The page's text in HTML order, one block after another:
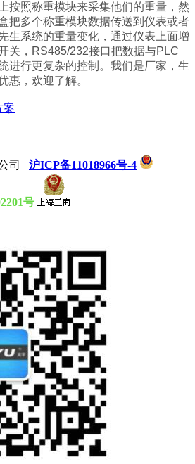
按照称重模块来采集他们的重量，然
把多个称重模块数据传送到仪表或者
生系统的重量变化，通过仪表上面增
关，RS485/232接口把数据与PLC
进行更复杂的控制。我们是厂家，生
惠，欢迎了解。
案
司 沪ICP备11018966号-4
号